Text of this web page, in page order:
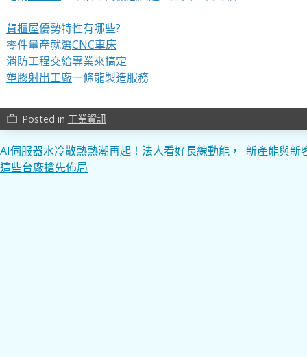
貨櫃屋優勢特性有哪些?
零件量產就選CNC車床
消防工程交給專業來搞定
塑膠射出工廠一條龍製造服務
work_outline Posted in 工業資訊
文
章
AI伺服器水冷散熱熱潮再起！法人看好長線動能，
這些台廠搶先佈局
新產能與新